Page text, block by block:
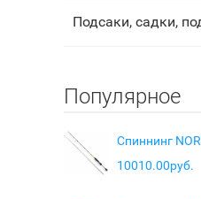
Подсаки, садки,
Популярное
10010.00руб.